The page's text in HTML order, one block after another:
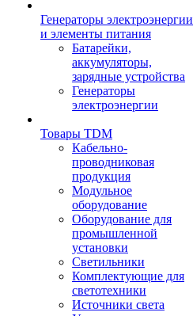
Генераторы электроэнергии
и элементы питания
Батарейки,
аккумуляторы,
зарядные устройства
Генераторы
электроэнергии
Товары TDM
Кабельно-
проводниковая
продукция
Модульное
оборудование
Оборудование для
промышленной
установки
Светильники
Комплектующие для
светотехники
Источники света